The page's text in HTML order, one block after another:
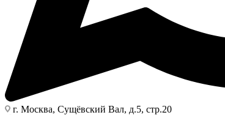
г. Москва, Сущёвский Вал, д.5, стр.20